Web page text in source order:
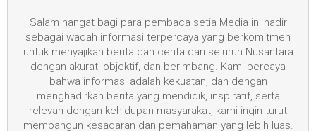
Salam hangat bagi para pembaca setia Media ini hadir
sebagai wadah informasi terpercaya yang berkomitmen
untuk menyajikan berita dan cerita dari seluruh Nusantara
dengan akurat, objektif, dan berimbang. Kami percaya
bahwa informasi adalah kekuatan, dan dengan
menghadirkan berita yang mendidik, inspiratif, serta
relevan dengan kehidupan masyarakat, kami ingin turut
membangun kesadaran dan pemahaman yang lebih luas.